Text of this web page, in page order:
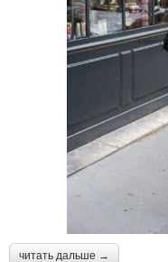
читать дальше →